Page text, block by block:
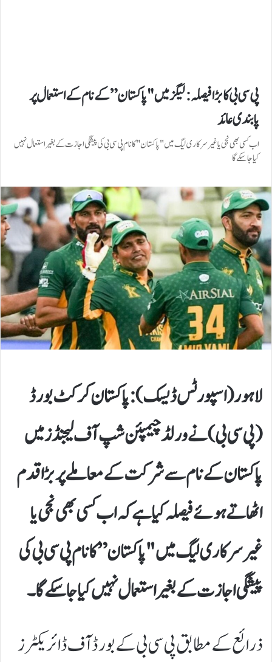
پی سی بی کا بڑا فیصلہ: لیگز میں "پاکستان” کے نام کے استعمال پر
پابندی عائد
اب کسی بھی نجی یا غیرسرکاری لیگ میں "پاکستان" کا نام پی سی بی کی پیشگی اجازت کے بغیر استعمال نہیں
کیا جا سکے گا
لاہور (اسپورٹس ڈیسک): پاکستان کرکٹ بورڈ
(پی سی بی) نے ورلڈ چیمپئن شپ آف لیجنڈز میں
پاکستان کے نام سے شرکت کے معاملے پر بڑا قدم
اٹھاتے ہوئے فیصلہ کیا ہے کہ اب کسی بھی نجی یا
غیرسرکاری لیگ میں "پاکستان” کا نام پی سی بی کی
پیشگی اجازت کے بغیر استعمال نہیں کیا جا سکے گا۔
ذرائع کے مطابق پی سی بی کے بورڈ آف ڈائریکٹرز